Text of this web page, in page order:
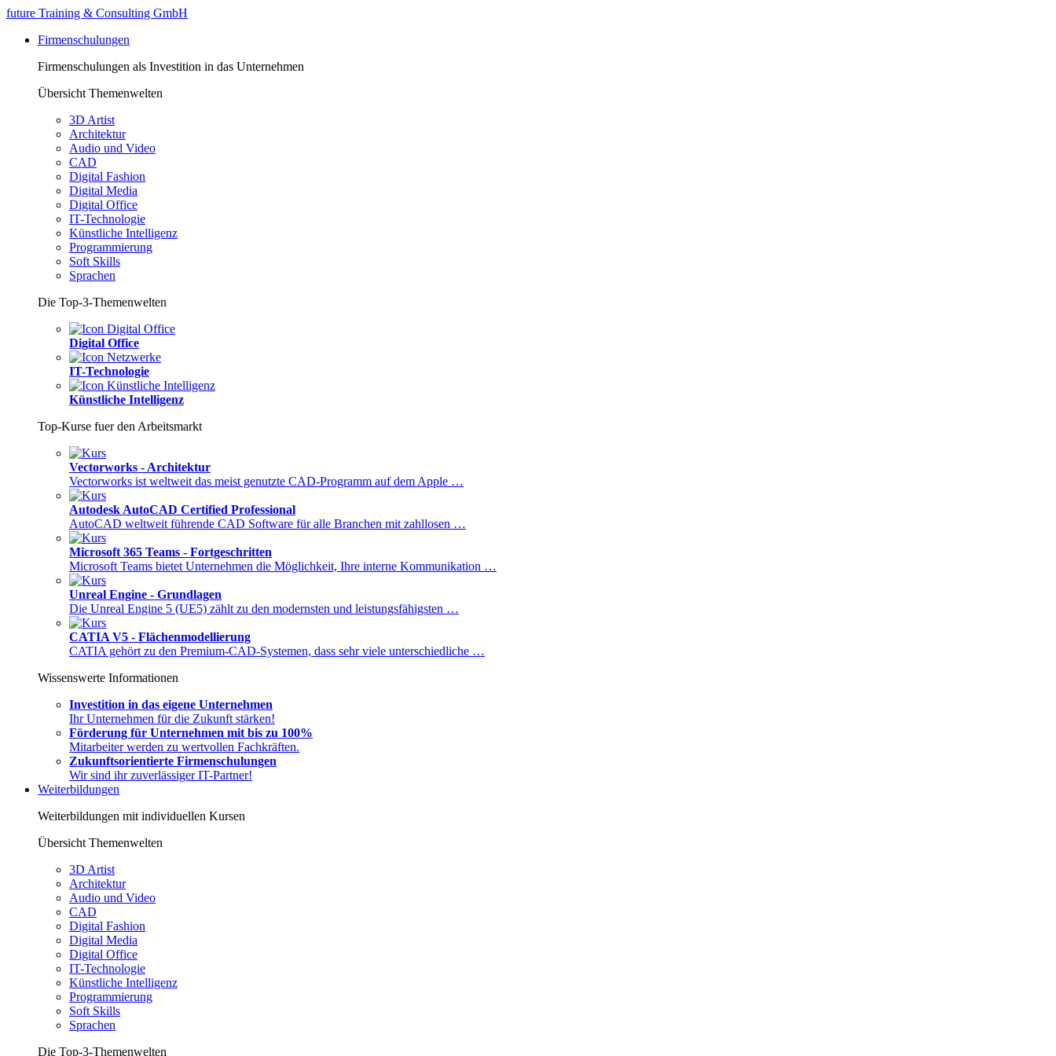
future Training & Consulting GmbH
Firmenschulungen
Firmenschulungen als Investition in das Unternehmen
Übersicht Themenwelten
3D Artist
Architektur
Audio und Video
CAD
Digital Fashion
Digital Media
Digital Office
IT-Technologie
Künstliche Intelligenz
Programmierung
Soft Skills
Sprachen
Die Top-3-Themenwelten
Digital Office
IT-Technologie
Künstliche Intelligenz
Top-Kurse fuer den Arbeitsmarkt
Vectorworks - Architektur
Vectorworks ist weltweit das meist genutzte CAD-Programm auf dem Apple …
Autodesk AutoCAD Certified Professional
AutoCAD weltweit führende CAD Software für alle Branchen mit zahllosen …
Microsoft 365 Teams - Fortgeschritten
Microsoft Teams bietet Unternehmen die Möglichkeit, Ihre interne Kommunikation …
Unreal Engine - Grundlagen
Die Unreal Engine 5 (UE5) zählt zu den modernsten und leistungsfähigsten …
CATIA V5 - Flächenmodellierung
CATIA gehört zu den Premium-CAD-Systemen, dass sehr viele unterschiedliche …
Wissenswerte Informationen
Investition in das eigene Unternehmen
Ihr Unternehmen für die Zukunft stärken!
Förderung für Unternehmen mit bis zu 100%
Mitarbeiter werden zu wertvollen Fachkräften.
Zukunftsorientierte Firmenschulungen
Wir sind ihr zuverlässiger IT-Partner!
Weiterbildungen
Weiterbildungen mit individuellen Kursen
Übersicht Themenwelten
3D Artist
Architektur
Audio und Video
CAD
Digital Fashion
Digital Media
Digital Office
IT-Technologie
Künstliche Intelligenz
Programmierung
Soft Skills
Sprachen
Die Top-3-Themenwelten